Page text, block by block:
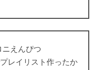
えんぴつ
レイリスト作ったか